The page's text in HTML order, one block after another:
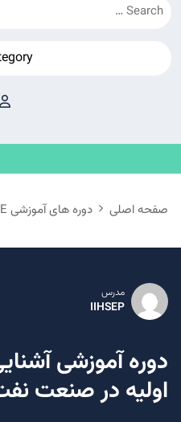
صفحه اصلی دوره های آموزشی HSE
مدرس
IIHSEP
دوره آموزشی
اولیه در صنعت